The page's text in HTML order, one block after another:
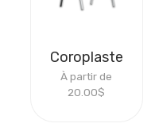
Coroplaste
À partir de
20.00$